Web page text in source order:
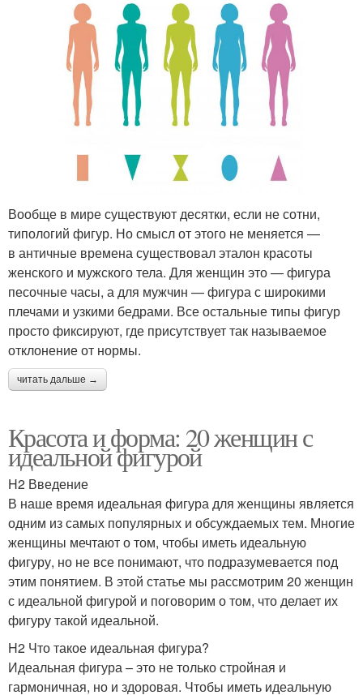
Вообще в мире существуют десятки, если не сотни,
типологий фигур. Но смысл от этого не меняется —
в античные времена существовал эталон красоты
женского и мужского тела. Для женщин это — фигура
песочные часы, а для мужчин — фигура с широкими
плечами и узкими бедрами. Все остальные типы фигур
просто фиксируют, где присутствует так называемое
отклонение от нормы.
читать дальше →
Красота и форма: 20 женщин с
идеальной фигурой
H2 Введение
В наше время идеальная фигура для женщины является
одним из самых популярных и обсуждаемых тем. Многие
женщины мечтают о том, чтобы иметь идеальную
фигуру, но не все понимают, что подразумевается под
этим понятием. В этой статье мы рассмотрим 20 женщин
с идеальной фигурой и поговорим о том, что делает их
фигуру такой идеальной.
H2 Что такое идеальная фигура?
Идеальная фигура – это не только стройная и
гармоничная, но и здоровая. Чтобы иметь идеальную